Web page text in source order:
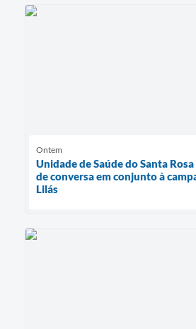
Ontem
Unidade de Saúde do Santa
de conversa em conjunto à
Lilás